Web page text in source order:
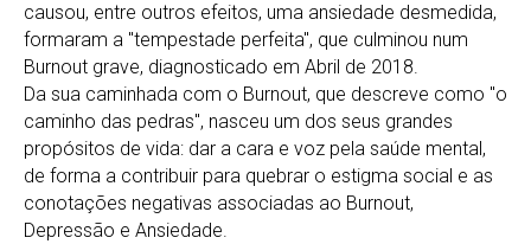
causou, entre outros efeitos, uma ansiedade desmedida,
formaram a "tempestade perfeita", que culminou num
Burnout grave, diagnosticado em Abril de 2018.
Da sua caminhada com o Burnout, que descreve como "o
caminho das pedras", nasceu um dos seus grandes
propósitos de vida: dar a cara e voz pela saúde mental,
de forma a contribuir para quebrar o estigma social e as
conotações negativas associadas ao Burnout,
Depressão e Ansiedade.